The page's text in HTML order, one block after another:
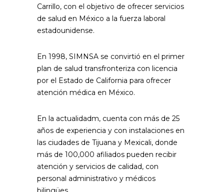
Carrillo, con el objetivo de ofrecer servicios
de salud en México a la fuerza laboral
estadounidense.
En 1998, SIMNSA se convirtió en el primer
plan de salud transfronteriza con licencia
por el Estado de California para ofrecer
atención médica en México.
En la actualidadm, cuenta con más de 25
años de experiencia y con instalaciones en
las ciudades de Tijuana y Mexicali, donde
más de 100,000 afiliados pueden recibir
atención y servicios de calidad, con
personal administrativo y médicos